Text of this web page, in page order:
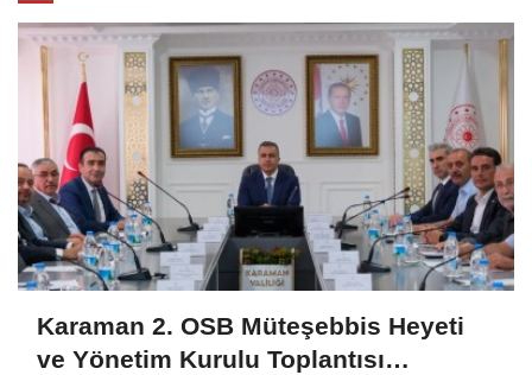
Karaman 2. OSB Müteşebbis Heyeti
ve Yönetim Kurulu Toplantısı